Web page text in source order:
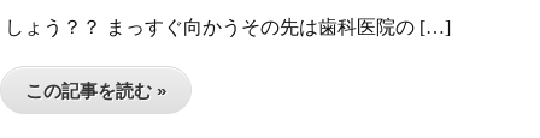
しょう？？ まっすぐ向かうその先は歯科医院の […]
この記事を読む »